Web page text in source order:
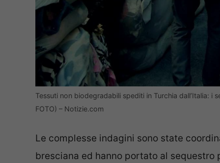
Tessuti non biodegradabili spediti in Turchia dall’Italia: i
FOTO) – Notizie.com
Le complesse indagini sono state
bresciana ed hanno portato al